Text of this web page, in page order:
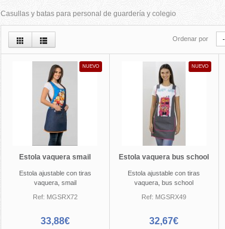
Casullas y batas para personal de guardería y colegio
Ordenar por
NUEVO
Estola vaquera smail
Estola ajustable con tiras
vaquera, smail
Ref: MGSRX72
33,88€
NUEVO
Estola vaquera bus school
Estola ajustable con tiras
vaquera, bus school
Ref: MGSRX49
32,67€